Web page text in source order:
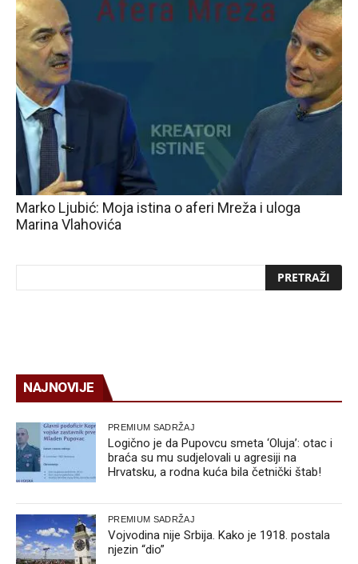
Marko Ljubić: Moja istina o aferi Mreža i uloga
Marina Vlahovića
NAJNOVIJE
PREMIUM SADRŽAJ
Logično je da Pupovcu smeta ‘Oluja’: otac i
braća su mu sudjelovali u agresiji na
Hrvatsku, a rodna kuća bila četnički štab!
PREMIUM SADRŽAJ
Vojvodina nije Srbija. Kako je 1918. postala
njezin “dio”